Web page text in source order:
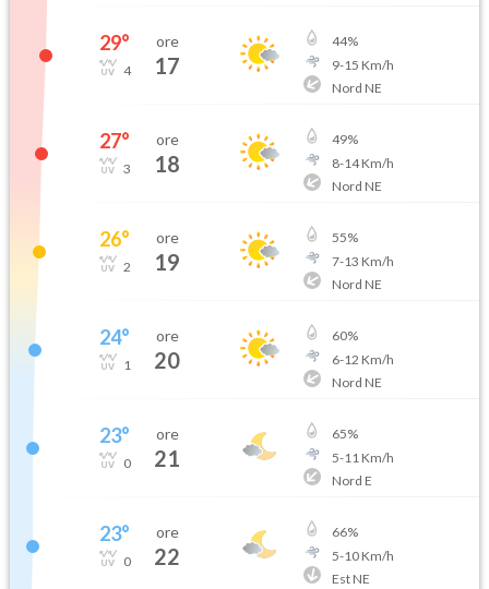
29°
4
ore
17
44%
9-15 Km/h
Nord NE
27°
3
ore
18
49%
8-14Km/h
Nord NE
26°
2
ore
19
55%
7-13 Km/h
Nord NE
24°
1
ore
20
60%
6-12 Km/h
Nord NE
23°
0
ore
21
65%
5-11 Km/h
Nord E
23°
0
ore
22
66%
5-10Km/h
Est NE